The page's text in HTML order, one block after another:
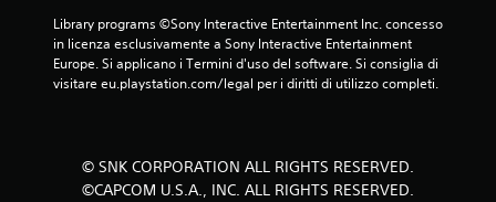
Library programs ©Sony Interactive Entertainment Inc. concesso
in licenza esclusivamente a Sony Interactive Entertainment
Europe. Si applicano i Termini d'uso del software. Si consiglia di
visitare eu.playstation.com/legal per i diritti di utilizzo completi.
© SNK CORPORATION ALL RIGHTS RESERVED.
©CAPCOM U.S.A., INC. ALL RIGHTS RESERVED.